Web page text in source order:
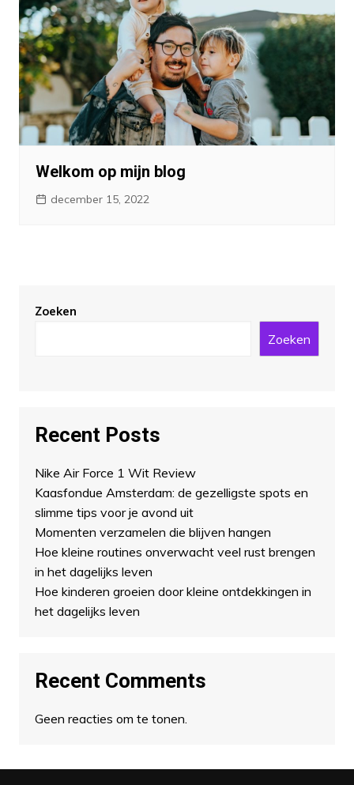
Welkom op mijn blog
december 15, 2022
Zoeken
Zoeken
Recent Posts
Nike Air Force 1 Wit Review
Kaasfondue Amsterdam: de gezelligste spots en
slimme tips voor je avond uit
Momenten verzamelen die blijven hangen
Hoe kleine routines onverwacht veel rust brengen
in het dagelijks leven
Hoe kinderen groeien door kleine ontdekkingen in
het dagelijks leven
Recent Comments
Geen reacties om te tonen.